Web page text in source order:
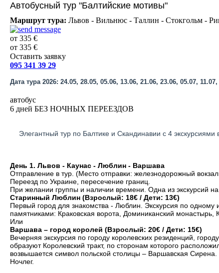
Автобусный тур "Балтийские мотивы"
Маршрут тура: Львов - Вильнюс - Таллин - Стокгольм -
от 335 €
от 335 €
Оставить заявку
095 341 39 29
Дата тура 2026: 24.05, 28.05, 05.06, 13.06, 21.06, 23.06, 05.07,
автобус
6 дней БЕЗ НОЧНЫХ ПЕРЕЕЗДОВ
Элегантный тур по Балтике и Скандинавии с 4
День 1. Львов - Каунас - Люблин - Варшава
Отправление в тур. (Место отправки: железнодорожный
Переезд по Украине, пересечение границ.
При желании группы и наличии времени. Одна из экскурсий
Старинный Люблин (Взрослый: 18€ / Дети: 13€)
Первый город для знакомства - Люблин. Экскурсия по
памятниками: Краковская ворота, Доминиканский
Или
Варшава – город королей (Взрослый: 20€ / Дети: 15€)
Вечерняя экскурсия по городу королевских резиденций,
образуют Королевский тракт, по сторонам которого
возвышается символ польской столицы – Варшавская Сирена.
Ночлег.